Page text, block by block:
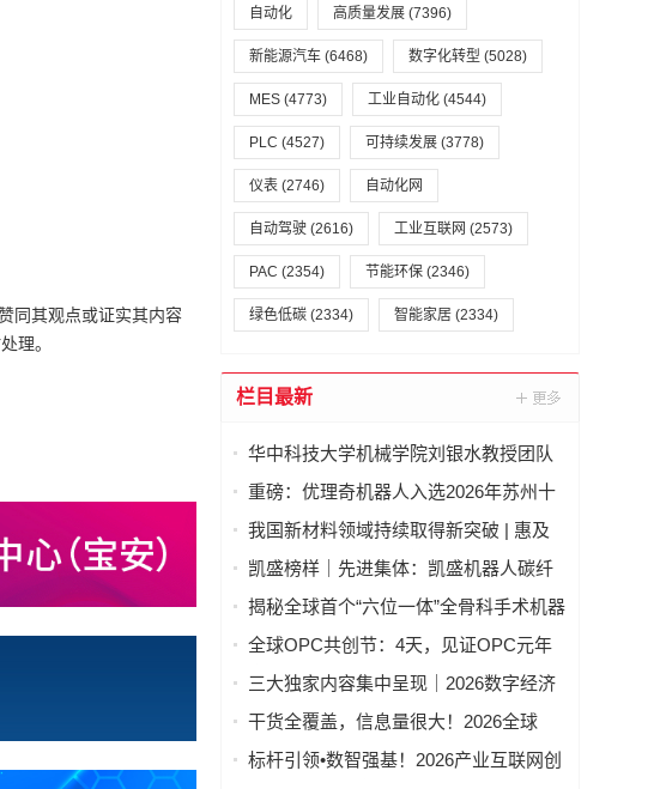
同其观点或证实其内容
理。
自动化 高质量发展 (7396)
新能源汽车 (6468) 数字化转型 (5028)
MES (4773) 工业自动化 (4544)
PLC (4527) 可持续发展 (3778)
仪表 (2746) 自动化网
自动驾驶 (2616) 工业互联网 (2573)
PAC (2354) 节能环保 (2346)
绿色低碳 (2334) 智能家居 (2334)
栏目最新
华中科技大学机械学院刘银水教授团队
牵头研发的“深海浸没式海水液压元件关
奖
重磅：优理奇机器人入选2026年苏州十
大产业科技成果
我国新材料领域持续取得新突破 | 惠及
高端制造、人工智能等一批关键产业
凯盛榜样｜先进集体：凯盛机器人碳纤
维卷轴智能机器人集群项目创新团队
揭秘全球首个“六位一体”全骨科手术机器
人
全球OPC共创节：4天，见证OPC元年
真的来了！
三大独家内容集中呈现｜2026数字经济
产业博览会构筑数字产业标杆
干货全覆盖，信息量很大！2026全球
OPC共创节主论坛，精华总结看这篇→
标杆引领•数智强基！2026产业互联网创